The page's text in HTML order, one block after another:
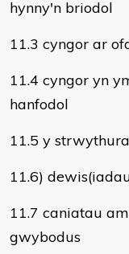
hynny'n briodol
11.3 cyngor ar
11.4 cyngor yn
hanfodol
11.5 y
11.6)
11.7 caniatau
gwybodus